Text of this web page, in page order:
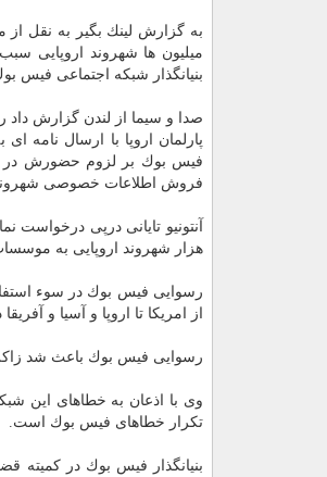
به گزارش لینك بگیر به نقل
میلیون ها شهروند اروپایی
بنیانگذار شبكه اجتماعی فیس
صدا و سیما از لندن گزارش داد
پارلمان اروپا با ارسال نامه ای
فیس بوك بر لزوم حضورش در
فروش اطلاعات خصوصی
آنتونیو تایانی درپی
هزار شهروند اروپایی به
رسوایی فیس بوك در سوء
از امریكا تا اروپا و آسیا و
رسوایی فیس بوك باعث شد
وی با اذعان به خطاهای این
تكرار خطاهای فیس بوك است.
بنیانگذار فیس بوك در كمیته